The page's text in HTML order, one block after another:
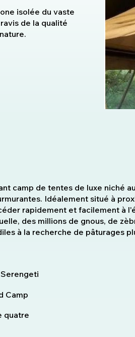
isolée du vaste
de la qualité
camp de tentes de luxe niché
Idéalement situé à
rapidement et facilement à
des millions de gnous, de
à la recherche de pâturages
Camp
quatre